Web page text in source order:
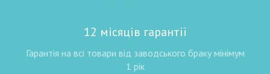
12 місяців гарантії
Гарантія на всі товари від заводського браку мінімум
1 рік